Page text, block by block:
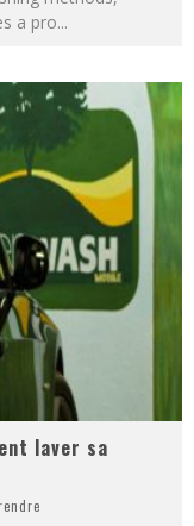
a pro...
laver sa